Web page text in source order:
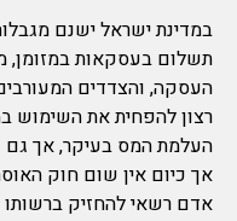
במדינת ישראל ישנם
תשלום בעסקאות במזומן,
העסקה, והצדדים
רצון להפחית את השימוש
העלמת המס בעיקר, אך גם
אך כיום אין שום חוק
אדם רשאי להחזיק ברשותו